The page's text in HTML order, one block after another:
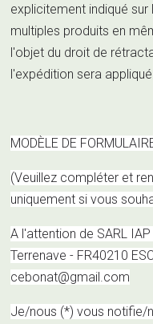
explicitement indiqué
multiples produits en
l'objet du droit de
l'expédition sera appliqué.
MODÈLE DE
(Veuillez compléter et
uniquement si vous
A l'attention de SARL IAP
Terrenave - FR40210
cebonat@gmail.com
Je/nous (*) vous notifie/